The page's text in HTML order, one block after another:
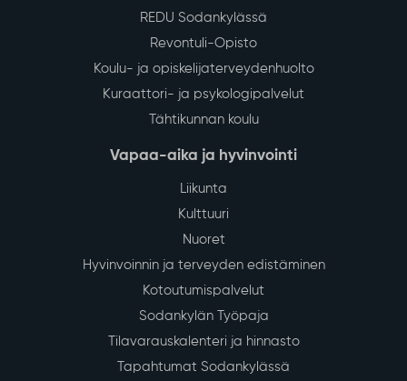
REDU Sodankylässä
Revontuli-Opisto
Koulu- ja opiskelijaterveydenhuolto
Kuraattori- ja psykologipalvelut
Tähtikunnan koulu
Vapaa-aika ja hyvinvointi
Liikunta
Kulttuuri
Nuoret
Hyvinvoinnin ja terveyden edistäminen
Kotoutumispalvelut
Sodankylän Työpaja
Tilavarauskalenteri ja hinnasto
Tapahtumat Sodankylässä